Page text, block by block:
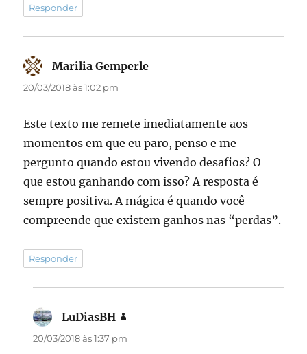
Responder
Marilia Gemperle
20/03/2018 às 1:02 pm
Este texto me remete imediatamente aos
momentos em que eu paro, penso e me
pergunto quando estou vivendo desafios? O
que estou ganhando com isso? A resposta é
sempre positiva. A mágica é quando você
compreende que existem ganhos nas “perdas”.
Responder
LuDiasBH
20/03/2018 às 1:37 pm